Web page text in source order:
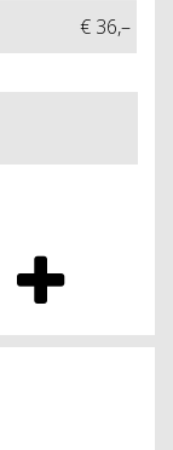
€ 36,–